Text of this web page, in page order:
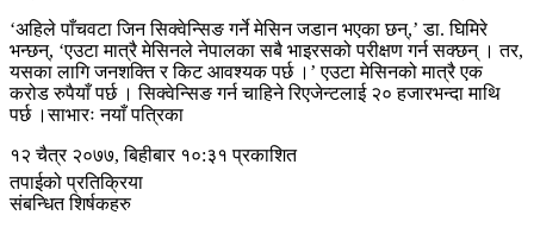
‘अहिले पाँचवटा जिन सिक्वेन्सिङ गर्ने मेसिन जडान भएका छन्,’ डा. घिमिरे
भन्छन्, ‘एउटा मात्रै मेसिनले नेपालका सबै भाइरसको परीक्षण गर्न सक्छन् । तर,
यसका लागि जनशक्ति र किट आवश्यक पर्छ ।’ एउटा मेसिनको मात्रै एक
करोड रुपैयाँ पर्छ । सिक्वेन्सिङ गर्न चाहिने रिएजेन्टलाई २० हजारभन्दा माथि
पर्छ ।साभारः नयाँ पत्रिका
१२ चैत्र २०७७, बिहीबार १०:३१ प्रकाशित
तपाईको प्रतिक्रिया
संबन्धित शिर्षकहरु